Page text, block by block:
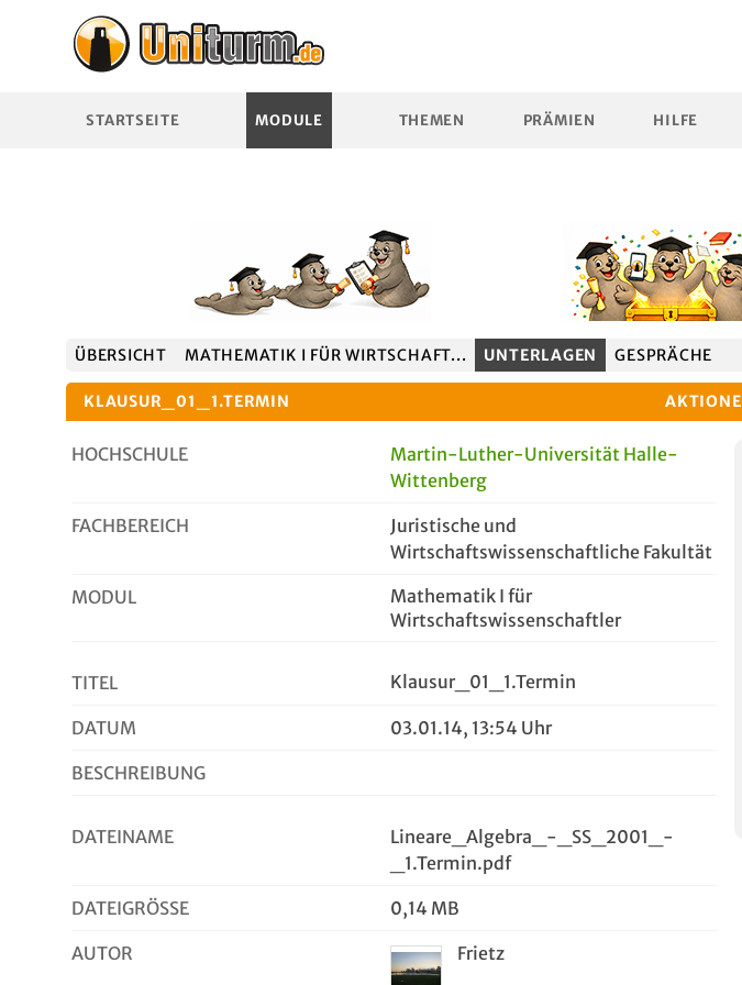
STARTSEITE MODULE THEMEN PRÄMIEN HILFE
ÜBERSICHT MATHEMATIK I FÜR WIRTSCHAFT... UNTERLAGEN GESPRÄCHE
KLAUSUR_01_1.TERMIN
HOCHSCHULE
Martin-Luther-Universität Halle-
Wittenberg
FACHBEREICH
Juristische und
Wirtschaftswissenschaftliche Fakultät
MODUL
Mathematik I für
Wirtschaftswissenschaftler
TITEL Klausur_01_1.Termin
DATUM 03.01.14, 13:54 Uhr
BESCHREIBUNG
DATEINAME
Lineare_Algebra_-_SS_2001_-
_1.Termin.pdf
DATEIGRÖSSE 0,14 MB
AUTOR Frietz